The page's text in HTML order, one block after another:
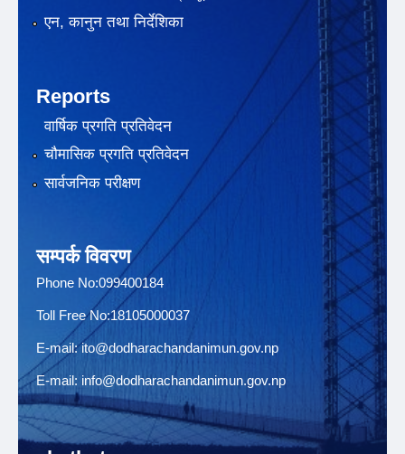
एन, कानुन तथा निर्देशिका
Reports
वार्षिक प्रगति प्रतिवेदन
चौमासिक प्रगति प्रतिवेदन
सार्वजनिक परीक्षण
सम्पर्क विवरण
Phone No:099400184
Toll Free No:18105000037
E-mail:ito@dodharachandanimun.gov.np
E-mail: info@dodharachandanimun.gov.np